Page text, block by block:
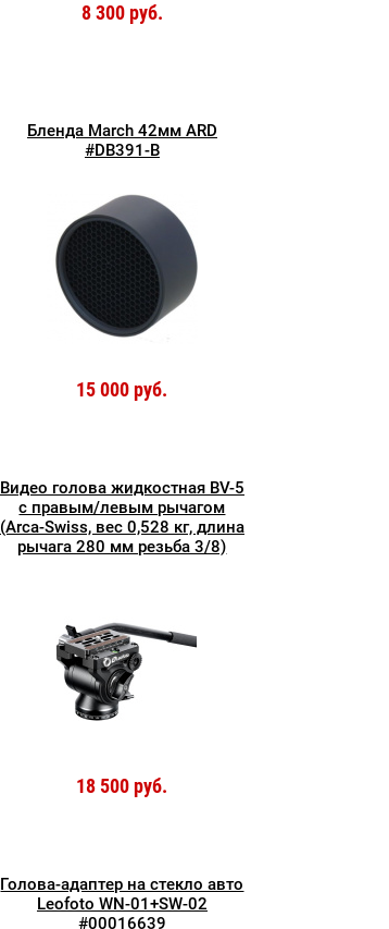
8 300 руб.
Бленда March 42мм ARD
#DB391-B
15 000 руб.
Видео голова жидкостная BV-5
с правым/левым рычагом
(Arca-Swiss, вес 0,528 кг, длина
рычага 280 мм резьба 3/8)
18 500 руб.
Голова-адаптер на стекло авто
Leofoto WN-01+SW-02
#00016639